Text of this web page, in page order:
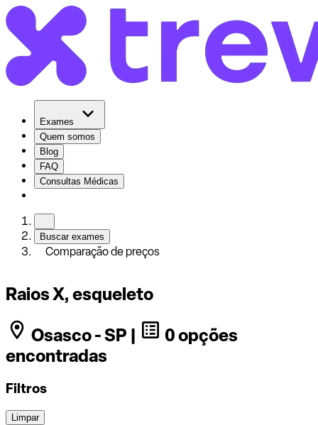
Exames
Quem somos
Blog
FAQ
Consultas Médicas
Buscar exames
Comparação de preços
Raios X, esqueleto
Osasco - SP |
0 opções
encontradas
Filtros
Limpar